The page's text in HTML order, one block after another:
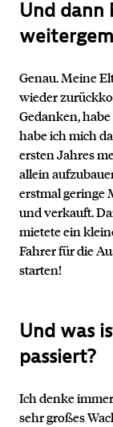
Und dann
Genau. Meine
wieder
Gedanken,
habe ich mich
ersten Jahres
allein
erstmal geringe
und verkauft.
mietete ein
Fahrer für die
starten!
Und was
passiert?
Ich denke
sehr großes